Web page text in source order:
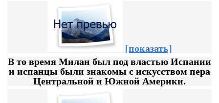
[показать]
В то время Милан был под властью Испании
и испанцы были знакомы с искусством пера
Центральной и Южной Америки.